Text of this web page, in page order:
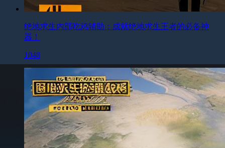
绝地求生内部吃鸡辅助：成就绝地求生王者的必备神
器！
1048